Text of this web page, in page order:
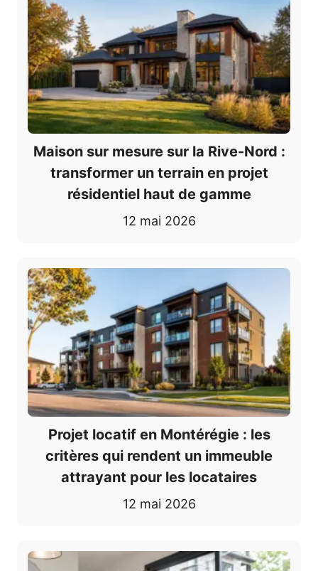
Maison sur mesure sur la Rive-Nord :
transformer un terrain en projet
résidentiel haut de gamme
12 mai 2026
Projet locatif en Montérégie : les
critères qui rendent un immeuble
attrayant pour les locataires
12 mai 2026